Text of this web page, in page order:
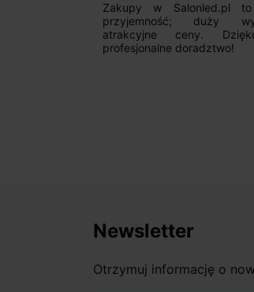
Zakupy w Salonled.pl
przyjemność; duży
atrakcyjne ceny.
profesjonalne doradztwo!
Newsletter
Otrzymuj informację o